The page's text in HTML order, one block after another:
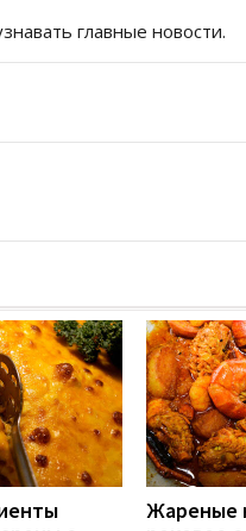
главные новости.
Жареные